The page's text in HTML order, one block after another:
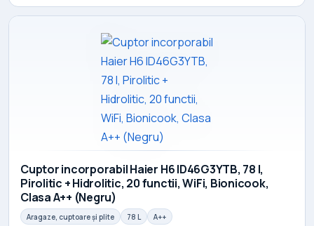
Cuptor incorporabil Haier H6 ID46G3YTB, 78 l,
Pirolitic + Hidrolitic, 20 functii, WiFi, Bionicook,
Clasa A++ (Negru)
Aragaze, cuptoare și plite 78 L A++